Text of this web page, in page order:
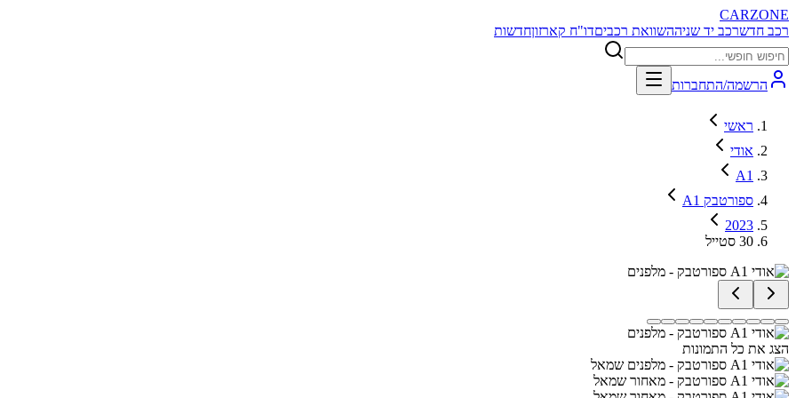
CARZONE
רכב חדשרכב יד שניההשוואת רכביםדו"ח קארזוןחדשות
הרשמה/התחברות
ראשי
אודי
A1
A1 ספורטבק
2023
30 סטייל
הצג את כל התמונות